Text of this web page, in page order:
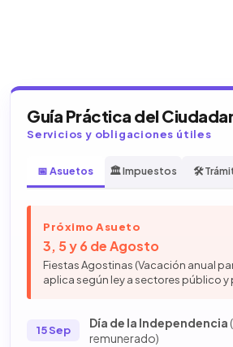
Guía Práctica del
Servicios y obligaciones útiles
📅 Asuetos 🏛️ Impuestos 🛠️
Próximo Asueto
3, 5 y 6 de Agosto
Fiestas Agostinas (Vacación anual
aplica según ley a sectores público y
15 Sep
Día de la Independencia
remunerado)